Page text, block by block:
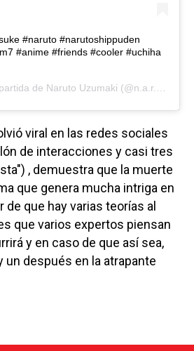
#naruto #narutoshippuden
#anime #friends #cooler #uchiha
de Naruto Uzumaki (@n.a.r.u.t.o.__.u.z.u.m.a.k.i) el
viral en las redes sociales
de interacciones y casi tres
, demuestra que la muerte
que genera mucha intriga en
de que hay varias teorías al
que varios expertos piensan
y en caso de que así sea,
un después en la atrapante